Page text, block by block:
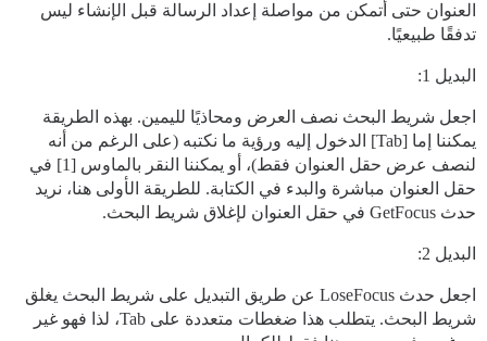
العنوان حتى أتمكن من مواصلة إعداد الرسالة قبل الإنشاء ليس
تدفقًا طبيعيًا.
البديل 1:
اجعل شريط البحث نصف العرض ومحاذيًا لليمين. بهذه الطريقة
يمكننا إما [Tab] الدخول إليه ورؤية ما نكتبه (على الرغم من أنه
لنصف عرض حقل العنوان فقط)، أو يمكننا النقر بالماوس [1] في
حقل العنوان مباشرة والبدء في الكتابة. للطريقة الأولى هنا، نريد
حدث GetFocus في حقل العنوان لإغلاق شريط البحث.
البديل 2:
اجعل حدث LoseFocus عن طريق التبديل على شريط البحث يغلق
شريط البحث. يتطلب هذا ضغطات متعددة على Tab، لذا فهو غير